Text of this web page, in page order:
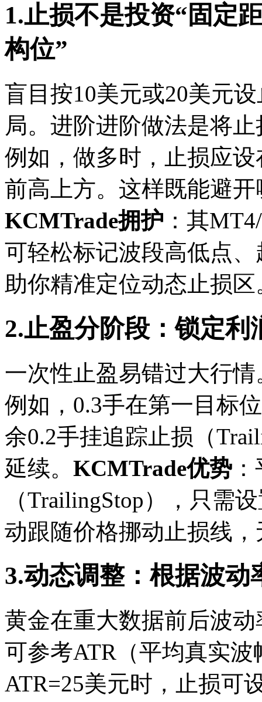
1.止损不是投资“固定
构位”
盲目按10美元或20美元
局。进阶进阶做法是将止
例如，做多时，止损应
前高上方。这样既能避
KCMTrade拥护 ：其
可轻松标记波段高低点
助你精准定位动态止损区
2.止盈分阶段：锁定利
一次性止盈易错过大行
例如，0.3手在第一目标
余0.2手挂追踪止损（
延续。 KCMTrade优势
（TrailingStop），只需
动跟随价格挪动止损线
3.动态调整：根据波动
黄金在重大数据前后波
可参考ATR（平均真实
ATR=25美元时，止损可